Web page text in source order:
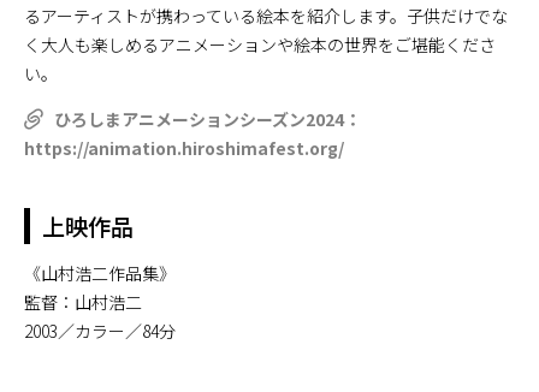
るアーティストが携わっている絵本を紹介します。子供だけでな
く大人も楽しめるアニメーションや絵本の世界をご堪能くださ
い。
ひろしまアニメーションシーズン2024：
https://animation.hiroshimafest.org/
上映作品
《山村浩二作品集》
監督：山村浩二
2003／カラー／84分